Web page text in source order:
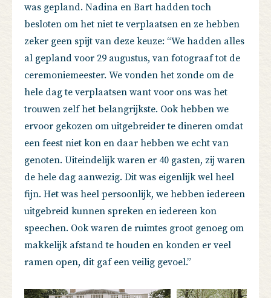
was gepland. Nadina en Bart hadden toch
besloten om het niet te verplaatsen en ze hebben
zeker geen spijt van deze keuze: “We hadden alles
al gepland voor 29 augustus, van fotograaf tot de
ceremoniemeester. We vonden het zonde om de
hele dag te verplaatsen want voor ons was het
trouwen zelf het belangrijkste. Ook hebben we
ervoor gekozen om uitgebreider te dineren omdat
een feest niet kon en daar hebben we echt van
genoten. Uiteindelijk waren er 40 gasten, zij waren
de hele dag aanwezig. Dit was eigenlijk wel heel
fijn. Het was heel persoonlijk, we hebben iedereen
uitgebreid kunnen spreken en iedereen kon
speechen. Ook waren de ruimtes groot genoeg om
makkelijk afstand te houden en konden er veel
ramen open, dit gaf een veilig gevoel.”